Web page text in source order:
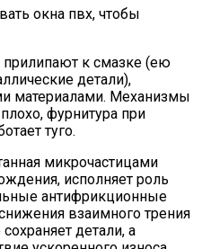
окна пвх, чтобы
к смазке (ею
детали),
материалами. Механизмы
фурнитура при
туго.
микрочастицами
исполняет роль
антифрикционные
взаимного трения
детали, а